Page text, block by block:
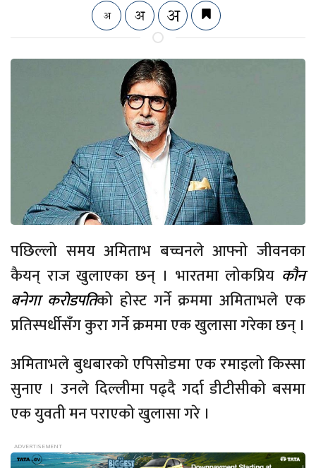
पछिल्लो समय अमिताभ बच्चनले आफ्नो जीवनका
कैयन् राज खुलाएका छन् । भारतमा लोकप्रिय कौन
बनेगा करोडपतिको होस्ट गर्ने क्रममा अमिताभले एक
प्रतिस्पर्धीसँग कुरा गर्ने क्रममा एक खुलासा गरेका छन् ।
अमिताभले बुधबारको एपिसोडमा एक रमाइलो किस्सा
सुनाए । उनले दिल्लीमा पढ्दै गर्दा डीटीसीको बसमा
एक युवती मन पराएको खुलासा गरे ।